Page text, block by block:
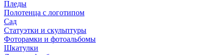
Пледы
Полотенца с логотипом
Сад
Статуэтки и скульптуры
Фоторамки и фотоальбомы
Шкатулки